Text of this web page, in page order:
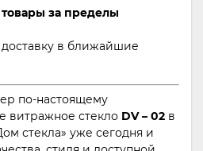
за пределы
в ближайшие
по-настоящему
витражное стекло DV – 02 в
стекла» уже сегодня и